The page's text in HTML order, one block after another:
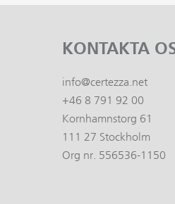
KONTAKTA
info@certezza.net
+46 8 791 92 00
Kornhamnstorg 61
111 27 Stockholm
Org nr. 556536-1150